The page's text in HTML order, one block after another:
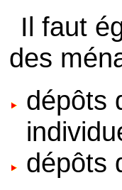
Il faut
des
dépôts
dépôts